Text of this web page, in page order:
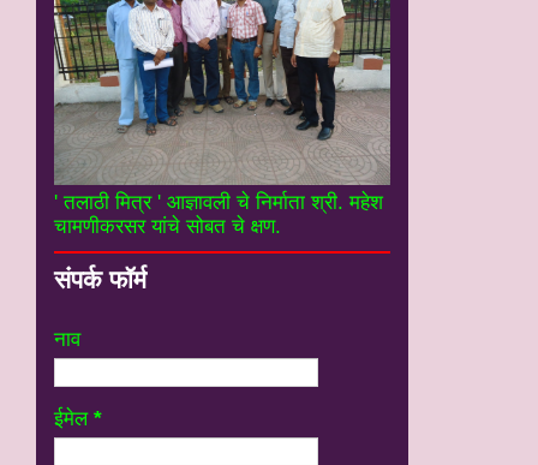
' तलाठी मित्र ' आज्ञावली चे निर्माता श्री. महेश
चामणीकरसर यांचे सोबत चे क्षण.
संपर्क फॉर्म
नाव
ईमेल *